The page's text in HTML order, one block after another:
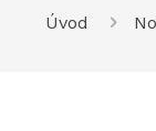
Úvod